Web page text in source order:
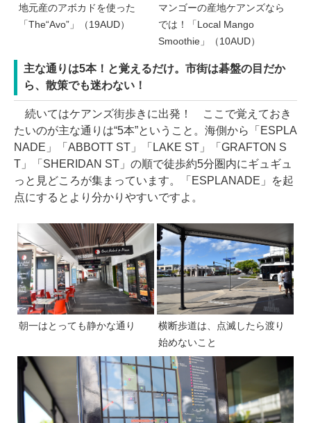
地元産のアボカドを使った
「The“Avo”」（19AUD）
マンゴーの産地ケアンズなら
では！「Local Mango
Smoothie」（10AUD）
主な通りは5本！と覚えるだけ。市街は碁盤の目だか
ら、散策でも迷わない！
続いてはケアンズ街歩きに出発！ ここで覚えておき
たいのが主な通りは“5本”ということ。海側から「ESPLA
NADE」「ABBOTT ST」「LAKE ST」「GRAFTON S
T」「SHERIDAN ST」の順で徒歩約5分圏内にギュギュ
っと見どころが集まっています。「ESPLANADE」を起
点にするとより分かりやすいですよ。
朝一はとっても静かな通り
横断歩道は、点滅したら渡り
始めないこと